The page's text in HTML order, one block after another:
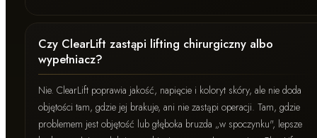
Czy ClearLift zastąpi lifting chirurgiczny albo
wypełniacz?
Nie. ClearLift poprawia jakość, napięcie i koloryt skóry, ale nie doda
objętości tam, gdzie jej brakuje, ani nie zastąpi operacji. Tam, gdzie
problemem jest objętość lub głęboka bruzda „w spoczynku", lepsze